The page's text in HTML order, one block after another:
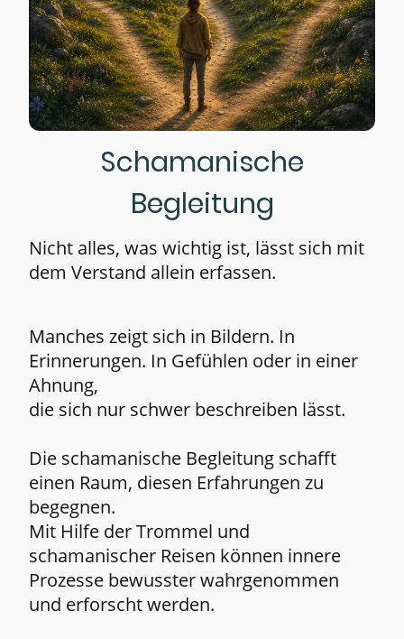
Schamanische
Begleitung
Nicht alles, was wichtig ist, lässt sich mit
dem Verstand allein erfassen.
Manches zeigt sich in Bildern. In
Erinnerungen. In Gefühlen oder in einer
Ahnung,
die sich nur schwer beschreiben lässt.
Die schamanische Begleitung schafft
einen Raum, diesen Erfahrungen zu
begegnen.
Mit Hilfe der Trommel und
schamanischer Reisen können innere
Prozesse bewusster wahrgenommen
und erforscht werden.